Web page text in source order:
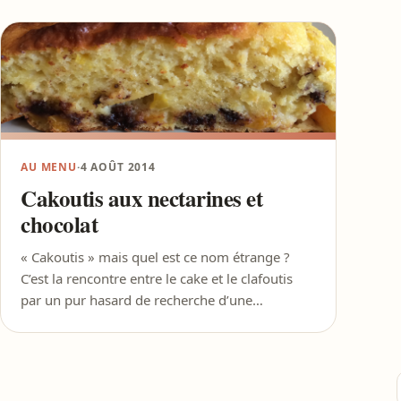
AU MENU·4 AOÛT 2014
Cakoutis aux nectarines et
chocolat
« Cakoutis » mais quel est ce nom étrange ?
C’est la rencontre entre le cake et le clafoutis
par un pur hasard de recherche d’une…